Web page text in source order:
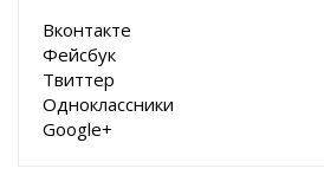
Вконтакте
Фейсбук
Твиттер
Одноклассники
Google+